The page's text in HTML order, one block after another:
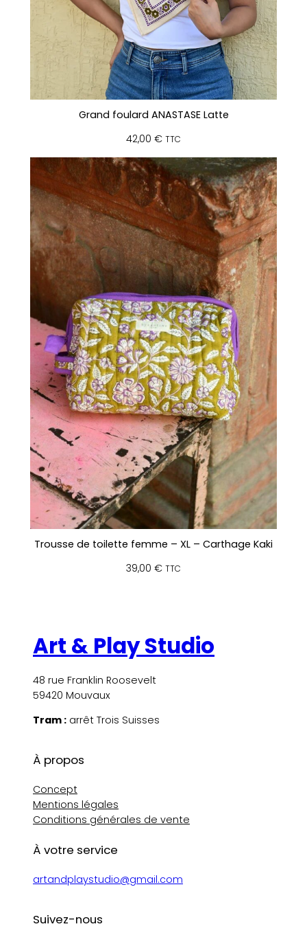
Grand foulard ANASTASE Latte
42,00 € TTC
Trousse de toilette femme – XL – Carthage Kaki
39,00 € TTC
Art & Play Studio
48 rue Franklin Roosevelt
59420 Mouvaux
Tram : arrêt Trois Suisses
À propos
Concept
Mentions légales
Conditions générales de vente
À votre service
artandplaystudio@gmail.com
Suivez-nous